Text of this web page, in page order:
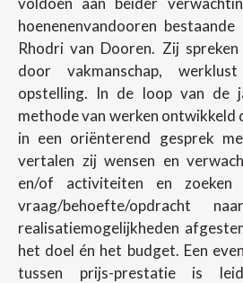
hoenenenvandooren
Rhodri van Dooren. Zij
door vakmanschap,
opstelling. In de loop van de
methode van werken
in een oriënterend gesprek
vertalen zij wensen en
en/of activiteiten en zoeken
vraag/behoefte/opdracht
realisatiemogelijkheden
het doel én het budget. Een
tussen prijs-prestatie is